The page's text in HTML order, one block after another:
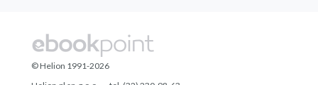
© Helion 1991-2026